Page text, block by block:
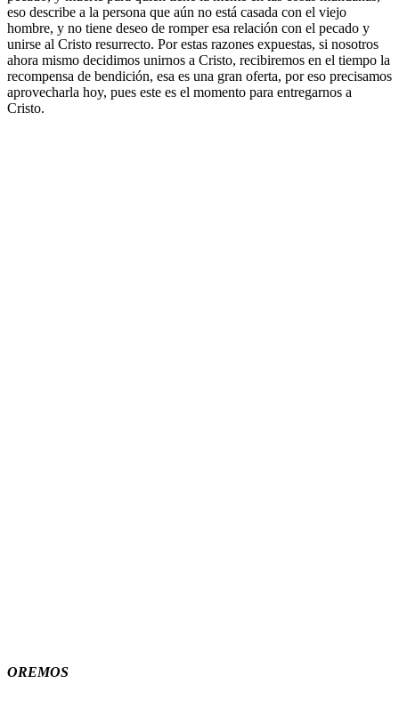
eso describe a la persona que aún no está casada con el viejo
hombre, y no tiene deseo de romper esa relación con el pecado y
unirse al Cristo resurrecto. Por estas razones expuestas, si nosotros
ahora mismo decidimos unirnos a Cristo, recibiremos en el tiempo la
recompensa de bendición, esa es una gran oferta, por eso precisamos
aprovecharla hoy, pues este es el momento para entregarnos a
Cristo.
OREMOS